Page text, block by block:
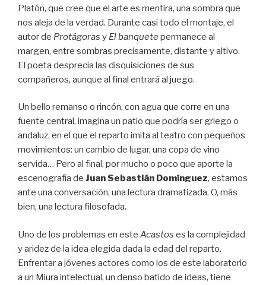
Platón, que cree que el arte es mentira, una sombra que
nos aleja de la verdad. Durante casi todo el montaje, el
autor de Protágoras y El banquete permanece al
margen, entre sombras precisamente, distante y altivo.
El poeta desprecia las disquisiciones de sus
compañeros, aunque al final entrará al juego.
Un bello remanso o rincón, con agua que corre en una
fuente central, imagina un patio que podría ser griego o
andaluz, en el que el reparto imita al teatro con pequeños
movimientos: un cambio de lugar, una copa de vino
servida… Pero al final, por mucho o poco que aporte la
escenografía de Juan Sebastián Domínguez, estamos
ante una conversación, una lectura dramatizada. O, más
bien, una lectura filosofada.
Uno de los problemas en este Acastos es la complejidad
y aridez de la idea elegida dada la edad del reparto.
Enfrentar a jóvenes actores como los de este laboratorio
a un Miura intelectual, un denso batido de ideas, tiene